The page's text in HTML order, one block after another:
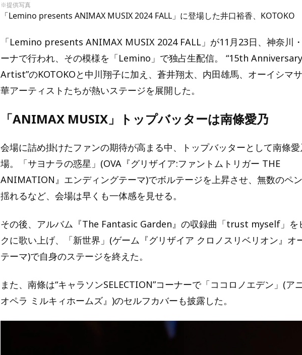
※提供写真
「Lemino presents ANIMAX MUSIX 2024 FALL」に登場した井口裕香、KOTOKO
「Lemino presents ANIMAX MUSIX 2024 FALL」が11月23日、神奈川
ーナで行われ、その模様を「Lemino」で独占生配信。 “15th
Artist”のKOTOKOと中川翔子に加え、蒼井翔太、内田雄馬、オーイシマ
華アーティストたちが熱いステージを展開した。
「ANIMAX MUSIX」トップバッターは南條愛乃
会場に詰め掛けたファンの期待が高まる中、トップバッターとして南條
場。「サヨナラの惑星」(OVA『グリザイア:ファントムトリガー THE
ANIMATION』エンディングテーマ)でボルテージを上昇させ、無数のペ
揺れるなど、会場は早くも一体感を見せる。
その後、アルバム『The Fantasic Garden』の収録曲「trust myself」を
クに歌い上げ、「新世界」(ゲーム『グリザイア クロノスリベリオン』オ
テーマ)で自身のステージを終えた。
また、南條は“キャラソンSELECTION”コーナーで「ココロノエデン」(ア
オペラ ミルキィホームズ』)のセルフカバーも披露した。